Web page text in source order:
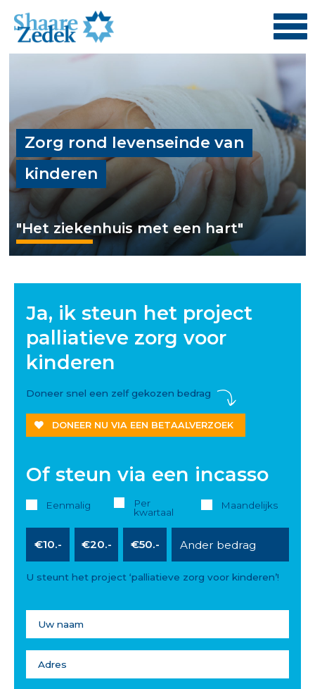
Zorg rond levenseinde van
kinderen
"Het ziekenhuis met een hart"
Ja, ik steun het project
palliatieve zorg voor
kinderen
Doneer snel een zelf gekozen bedrag
DONEER NU VIA EEN BETAALVERZOEK
Of steun via een incasso
Eenmalig
Per
kwartaal
Maandelijks
€10.- €20.- €50.-
U steunt het project ‘palliatieve zorg voor kinderen’!